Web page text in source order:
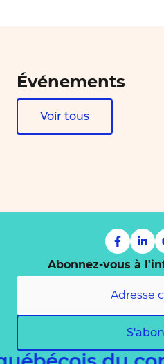
Événements
Voir tous
Abonnez-vous à